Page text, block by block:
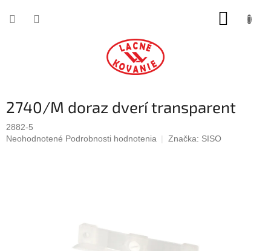
2740/M doraz dverí transparent
2882-5
Priemerné
Neohodnotené Podrobnosti hodnotenia Značka: SISO